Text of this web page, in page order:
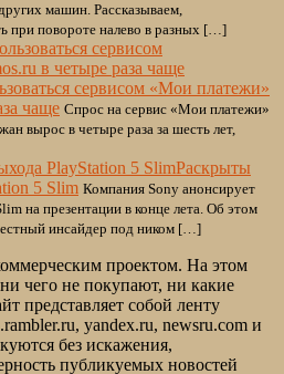
машин. Рассказываем,
при повороте налево в разных […]
сервисом «Мои платежи»
чаще Спрос на сервис «Мои платежи»
вырос в четыре раза за шесть лет,
Раскрыты
5 Slim Компания Sony анонсирует
на презентации в конце лета. Об этом
инсайдер под ником […]
проектом. На этом
чего не покупают, ни какие
представляет собой ленту
yandex.ru, newsru.com и
без искажения,
публикуемых новостей